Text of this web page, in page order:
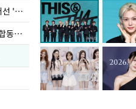
주택용지 검토 알려지자... 신속히 늘어선 '근조화환'
더불어민주당 당대표·최고위원 후보 합동연설회